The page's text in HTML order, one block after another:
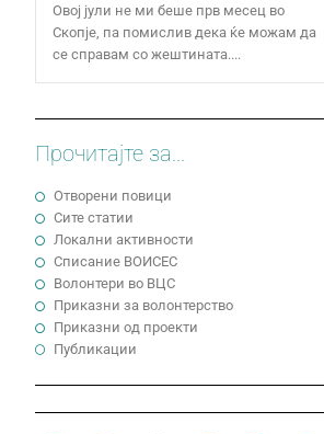
Овој јули не ми беше прв месец во
Скопје, па помислив дека ќе можам да
се справам со жештината....
Прочитајте за...
Отворени повици
Сите статии
Локални активности
Cписание ВОИСЕС
Волонтери во ВЦС
Приказни за волонтерство
Приказни од проекти
Публикации